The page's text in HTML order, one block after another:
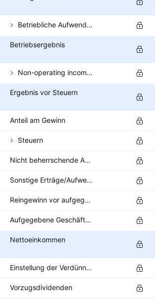
Betriebliche Aufwendungen (exkl. COGS)
Betriebsergebnis
Non-operating income (total)
Ergebnis vor Steuern
Anteil am Gewinn
Steuern
Nicht beherrschende Anteile/Minderheitsanteile
Sonstige Erträge/Aufwendungen nach Steuern
Reingewinn vor aufgegebenen Geschäftsbereichen
Aufgegebene Geschäftsbereiche
Nettoeinkommen
Einstellung der Verdünnung
Vorzugsdividenden